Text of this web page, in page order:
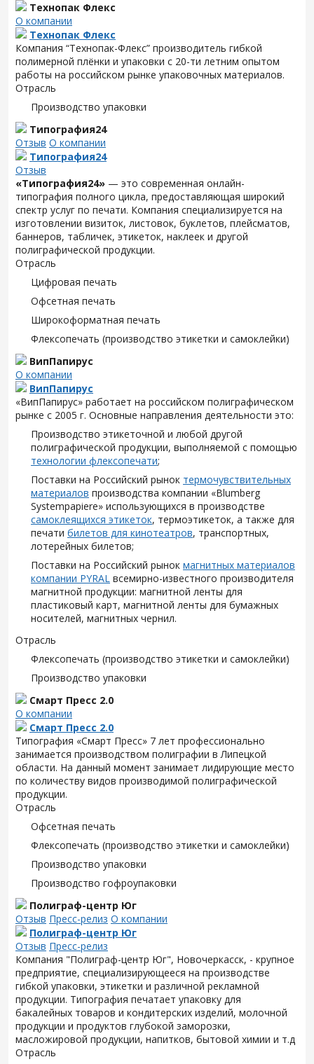
Технопак Флекс
О компании
Технопак Флекс
Компания “Технопак-Флекс” производитель гибкой
полимерной плёнки и упаковки с 20-ти летним опытом
работы на российском рынке упаковочных материалов.
Отрасль
Производство упаковки
Типография24
Отзыв О компании
Типография24
Отзыв
«Типография24» — это современная онлайн-
типография полного цикла, предоставляющая широкий
спектр услуг по печати. Компания специализируется на
изготовлении визиток, листовок, буклетов, плейсматов,
баннеров, табличек, этикеток, наклеек и другой
полиграфической продукции.
Отрасль
Цифровая печать
Офсетная печать
Широкоформатная печать
Флексопечать (производство этикетки и самоклейки)
ВипПапирус
О компании
ВипПапирус
«ВипПапирус» работает на российском полиграфическом
рынке с 2005 г. Основные направления деятельности это:
Производство этикеточной и любой другой
полиграфической продукции, выполняемой с помощью
технологии флексопечати;
Поставки на Российский рынок термочувствительных
материалов производства компании «Blumberg
Systempapiere» использующихся в производстве
самоклеящихся этикеток, термоэтикеток, а также для
печати билетов для кинотеатров, транспортных,
лотерейных билетов;
Поставки на Российский рынок магнитных материалов
компании PYRAL всемирно-известного производителя
магнитной продукции: магнитной ленты для
пластиковый карт, магнитной ленты для бумажных
носителей, магнитных чернил.
Отрасль
Флексопечать (производство этикетки и самоклейки)
Производство упаковки
Смарт Пресс 2.0
О компании
Смарт Пресс 2.0
Типография «Смарт Пресс» 7 лет профессионально
занимается производством полиграфии в Липецкой
области. На данный момент занимает лидирующие место
по количеству видов производимой полиграфической
продукции.
Отрасль
Офсетная печать
Флексопечать (производство этикетки и самоклейки)
Производство упаковки
Производство гофроупаковки
Полиграф-центр Юг
Отзыв Пресс-релиз О компании
Полиграф-центр Юг
Отзыв Пресс-релиз
Компания "Полиграф-центр Юг", Новочеркасск, - крупное
предприятие, специализирующееся на производстве
гибкой упаковки, этикетки и различной рекламной
продукции. Типография печатает упаковку для
бакалейных товаров и кондитерских изделий, молочной
продукции и продуктов глубокой заморозки,
масложировой продукции, напитков, бытовой химии и т.д
Отрасль